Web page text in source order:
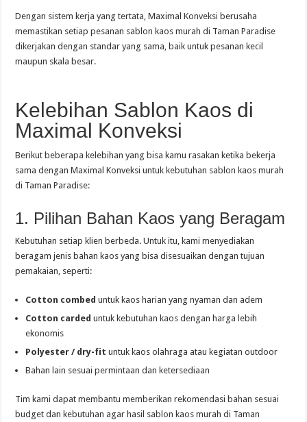
Dengan sistem kerja yang tertata, Maximal Konveksi berusaha
memastikan setiap pesanan sablon kaos murah di Taman Paradise
dikerjakan dengan standar yang sama, baik untuk pesanan kecil
maupun skala besar.
Kelebihan Sablon Kaos di
Maximal Konveksi
Berikut beberapa kelebihan yang bisa kamu rasakan ketika bekerja
sama dengan Maximal Konveksi untuk kebutuhan sablon kaos murah
di Taman Paradise:
1. Pilihan Bahan Kaos yang Beragam
Kebutuhan setiap klien berbeda. Untuk itu, kami menyediakan
beragam jenis bahan kaos yang bisa disesuaikan dengan tujuan
pemakaian, seperti:
Cotton combed untuk kaos harian yang nyaman dan adem
Cotton carded untuk kebutuhan kaos dengan harga lebih
ekonomis
Polyester / dry-fit untuk kaos olahraga atau kegiatan outdoor
Bahan lain sesuai permintaan dan ketersediaan
Tim kami dapat membantu memberikan rekomendasi bahan sesuai
budget dan kebutuhan agar hasil sablon kaos murah di Taman